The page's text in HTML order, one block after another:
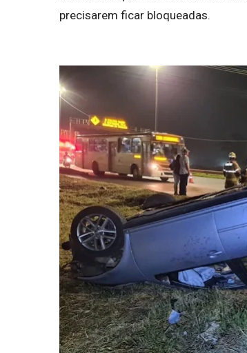
precisarem ficar bloqueadas.